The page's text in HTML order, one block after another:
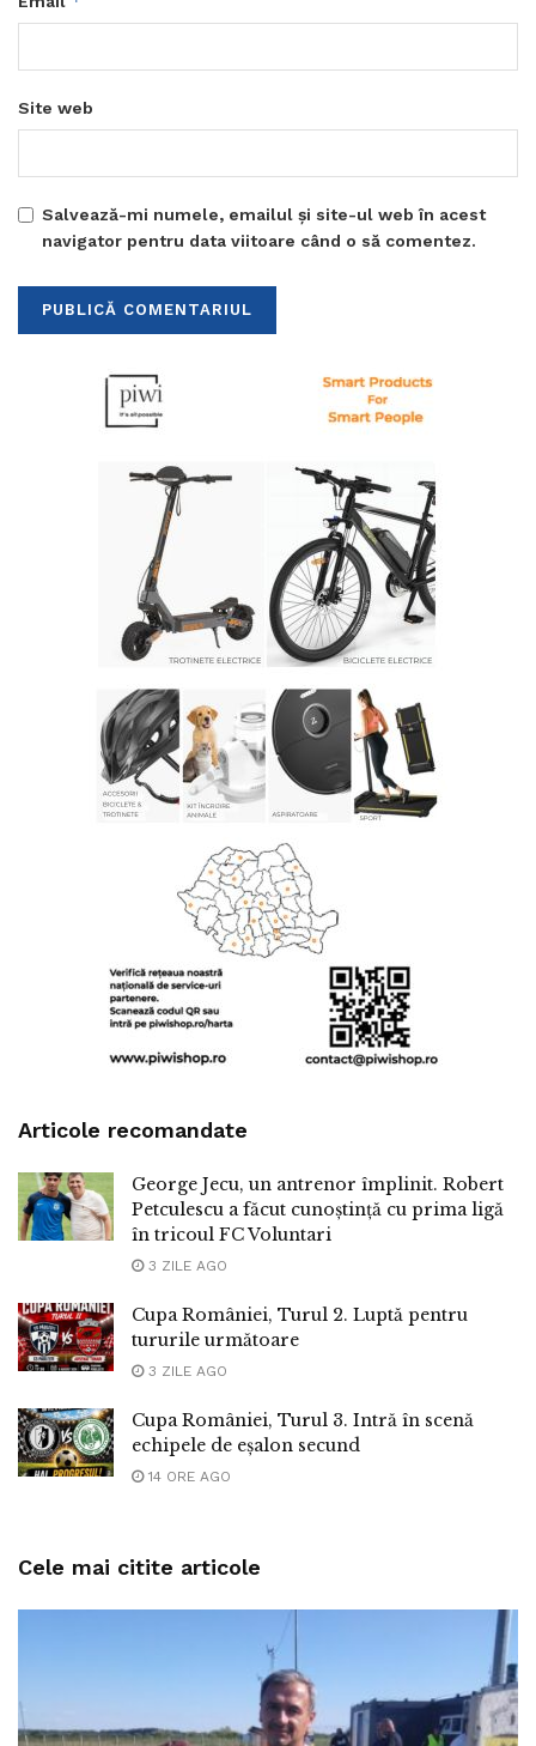
Site web
Salvează-mi numele, emailul și site-ul web în acest
navigator pentru data viitoare când o să comentez.
Articole recomandate
George Jecu, un antrenor împlinit. Robert
Petculescu a făcut cunoștință cu prima ligă
în tricoul FC Voluntari
3 ZILE AGO
Cupa României, Turul 2. Luptă pentru
tururile următoare
3 ZILE AGO
Cupa României, Turul 3. Intră în scenă
echipele de eșalon secund
14 ORE AGO
Cele mai citite articole